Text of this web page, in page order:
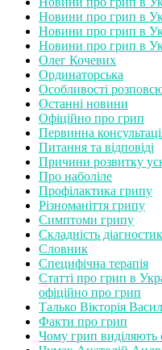
Новини про грип в
Новини про грип в
Новини про грип в
Олег Кочевих
Ординаторська
Особливості
Останні новини
Офіційно про грип
Первинна
Питання та відповіді
Причини розвитку
Про наболіле
Профілактика грипу
Різноманіття грипу
Симптоми грипу
Складність
Словник
Специфічна терапія
Статті про грип в
офіційно про грип
Талько Вікторія
Факти про грип
Чому грип виділяють